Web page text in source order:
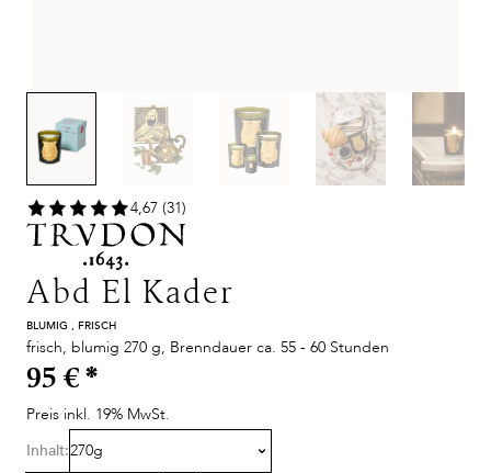
4,67 (31)
Abd El Kader
BLUMIG , FRISCH
frisch, blumig 270 g, Brenndauer ca. 55 - 60 Stunden
95 € *
Preis inkl. 19% MwSt.
Inhalt:270g